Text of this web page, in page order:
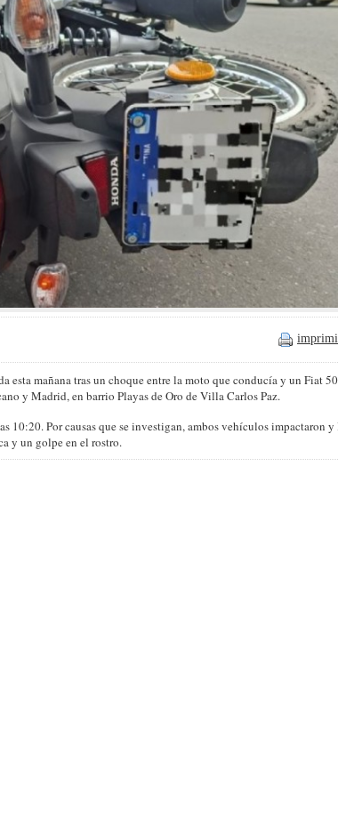
esta mañana tras un choque entre la moto que conducía y un Fiat
y Madrid, en barrio Playas de Oro de Villa Carlos Paz.
10:20. Por causas que se investigan, ambos vehículos impactaron y
y un golpe en el rostro.